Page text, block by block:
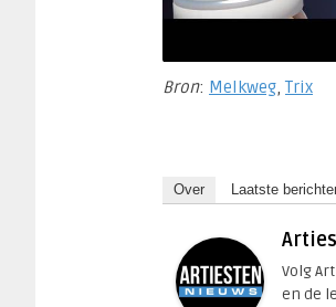
Bron: Melkweg,Trix
Over Laatste
Volg
en de